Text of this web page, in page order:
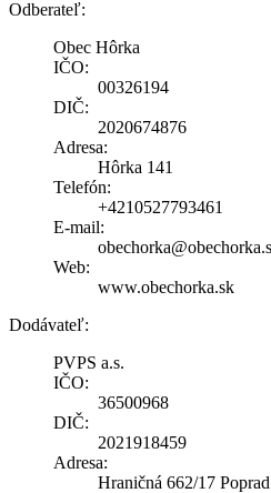
Odberateľ:
Obec Hôrka
IČO:
00326194
DIČ:
2020674876
Adresa:
Hôrka 141
Telefón:
+4210527793461
E-mail:
Web:
www.obechorka.sk
Dodávateľ:
PVPS a.s.
IČO:
36500968
DIČ:
2021918459
Adresa:
Hraničná 662/17 Poprad